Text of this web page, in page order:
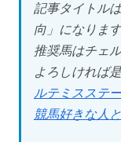
記事タイトル
向」になります
推奨馬はチェ
よろしければ
ルテミスステ
競馬好きな人